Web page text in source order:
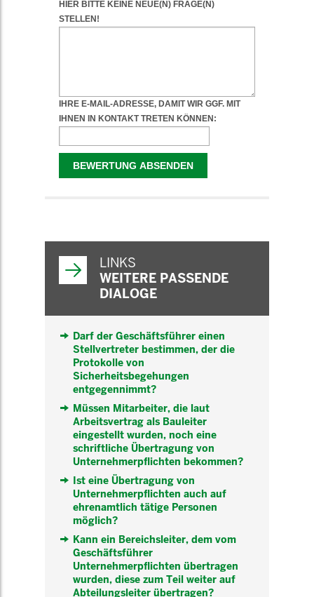
LINKS
WEITERE PASSENDE
DIALOGE
Darf der Geschäftsführer einen
Stellvertreter bestimmen, der die
Protokolle von
Sicherheitsbegehungen
entgegennimmt?
Müssen Mitarbeiter, die laut
Arbeitsvertrag als Bauleiter
eingestellt wurden, noch eine
schriftliche Übertragung von
Unternehmerpflichten bekommen?
Ist eine Übertragung von
Unternehmerpflichten auch auf
ehrenamtlich tätige Personen
möglich?
Kann ein Bereichsleiter, dem vom
Geschäftsführer
Unternehmerpflichten übertragen
wurden, diese zum Teil weiter auf
Abteilungsleiter übertragen?